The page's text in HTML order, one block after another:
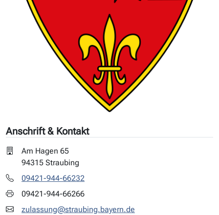
Anschrift & Kontakt
Am Hagen 65
94315 Straubing
09421-944-66232
09421-944-66266
zulassung@straubing.bayern.de